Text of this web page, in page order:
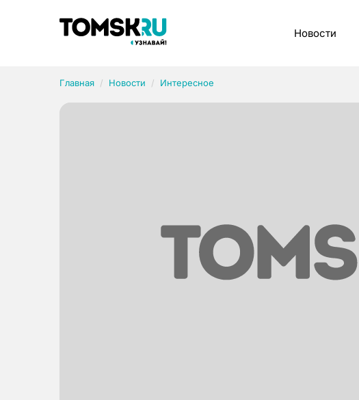
Новости
Главная Новости Интересное
Рубрики